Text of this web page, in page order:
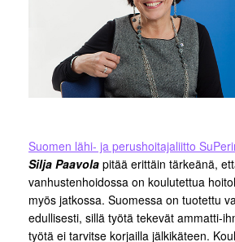
Suomen lähi- ja perushoitajaliitto
Silja Paavola pitää erittäin tärkeänä,
vanhustenhoidossa on koulutettua
myös jatkossa. Suomessa on tuotettu
edullisesti, sillä työtä tekevät ammatti-
työtä ei tarvitse korjailla jälkikäteen.